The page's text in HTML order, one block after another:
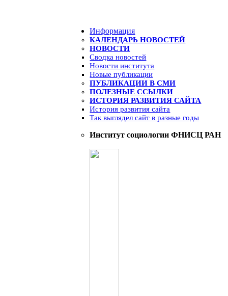
Информация
КАЛЕНДАРЬ НОВОСТЕЙ
НОВОСТИ
Сводка новостей
Новости института
Новые публикации
ПУБЛИКАЦИИ В СМИ
ПОЛЕЗНЫЕ ССЫЛКИ
ИСТОРИЯ РАЗВИТИЯ САЙТА
История развития сайта
Так выглядел сайт в разные годы
Институт социологии ФНИСЦ РАН